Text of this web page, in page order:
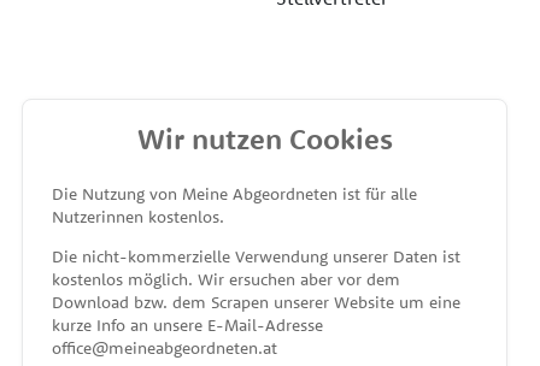
MEINE ABGEORDNETEN
unterstützt von
Wir nutzen Cookies
Die Nutzung von Meine Abgeordneten ist für alle
Nutzerinnen kostenlos.
Die nicht-kommerzielle Verwendung unserer Daten ist
kostenlos möglich. Wir ersuchen aber vor dem
Download bzw. dem Scrapen unserer Website um eine
kurze Info an unsere E-Mail-Adresse
office@meineabgeordneten.at